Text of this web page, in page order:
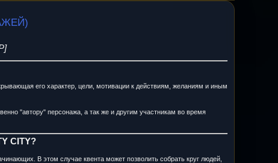
его характер, цели, мотивации к действиям, желаниям и иным
"автору" персонажа, а так же и другим участникам во время
CITY?
В этом случае квента может позволить собрать круг людей,